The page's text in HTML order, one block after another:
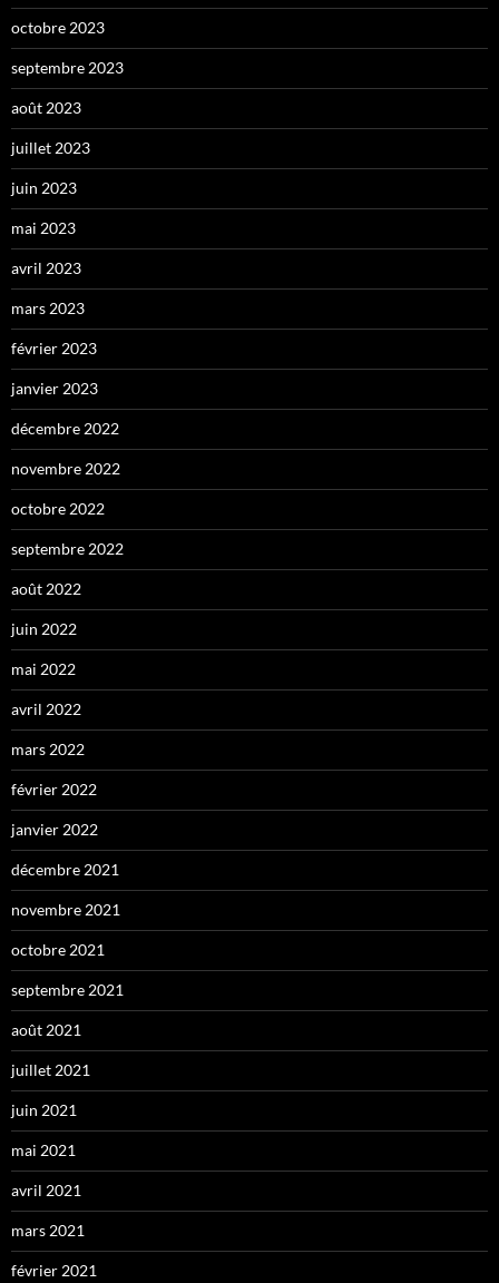
octobre 2023
septembre 2023
août 2023
juillet 2023
juin 2023
mai 2023
avril 2023
mars 2023
février 2023
janvier 2023
décembre 2022
novembre 2022
octobre 2022
septembre 2022
août 2022
juin 2022
mai 2022
avril 2022
mars 2022
février 2022
janvier 2022
décembre 2021
novembre 2021
octobre 2021
septembre 2021
août 2021
juillet 2021
juin 2021
mai 2021
avril 2021
mars 2021
février 2021